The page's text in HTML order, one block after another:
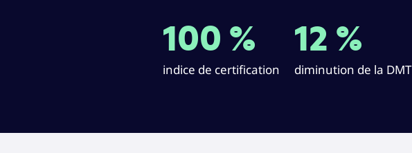
100 %
indice de certification
12 %
diminution de la DMT